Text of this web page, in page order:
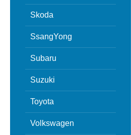
Skoda
SsangYong
Subaru
Suzuki
Toyota
Volkswagen